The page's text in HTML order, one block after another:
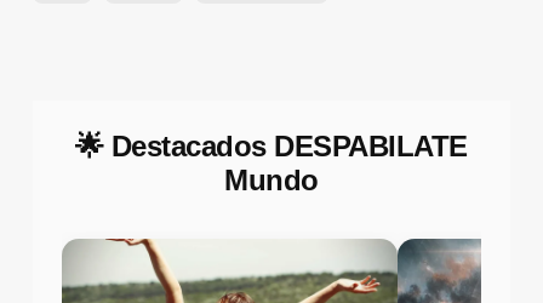
🌟 Destacados DESPABILATE
Mundo